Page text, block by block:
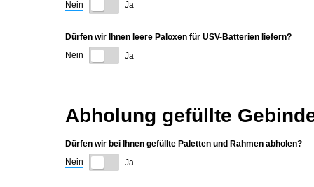
Nein
Ja
Dürfen wir Ihnen leere Paloxen für USV-Batterien liefern?
Nein
Ja
Abholung gefüllte
Dürfen wir bei Ihnen gefüllte Paletten und Rahmen abholen?
Nein
Ja